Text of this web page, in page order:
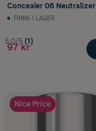
Concealer 06 Neutralizer
FINNS I LAGER
5.0/5 (1)
97 kr
Nice Price